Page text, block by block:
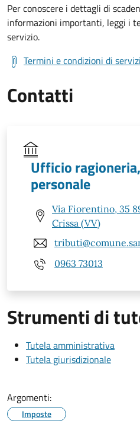
Per conoscere i dettagli di
informazioni importanti, leggi i
servizio.
Termini e condizioni di
Contatti
Ufficio
personale
Via Fiorentino, 35
Crissa (VV)
0963 73013
Strumenti di
Tutela amministrativa
Tutela giurisdizionale
Argomenti:
Imposte